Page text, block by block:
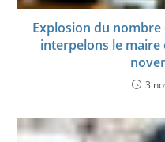
Explosion du
interpelons le maire
3